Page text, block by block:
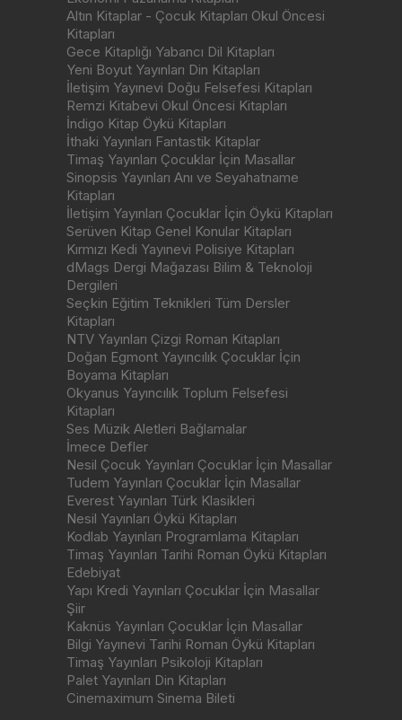
Altın Kitaplar - Çocuk Kitapları Okul Öncesi
Kitapları
Gece Kitaplığı Yabancı Dil Kitapları
Yeni Boyut Yayınları Din Kitapları
İletişim Yayınevi Doğu Felsefesi Kitapları
Remzi Kitabevi Okul Öncesi Kitapları
İndigo Kitap Öykü Kitapları
İthaki Yayınları Fantastik Kitaplar
Timaş Yayınları Çocuklar İçin Masallar
Sinopsis Yayınları Anı ve Seyahatname
Kitapları
İletişim Yayınları Çocuklar İçin Öykü Kitapları
Serüven Kitap Genel Konular Kitapları
Kırmızı Kedi Yayınevi Polisiye Kitapları
dMags Dergi Mağazası Bilim & Teknoloji
Dergileri
Seçkin Eğitim Teknikleri Tüm Dersler
Kitapları
NTV Yayınları Çizgi Roman Kitapları
Doğan Egmont Yayıncılık Çocuklar İçin
Boyama Kitapları
Okyanus Yayıncılık Toplum Felsefesi
Kitapları
Ses Müzik Aletleri Bağlamalar
İmece Defler
Nesil Çocuk Yayınları Çocuklar İçin Masallar
Tudem Yayınları Çocuklar İçin Masallar
Everest Yayınları Türk Klasikleri
Nesil Yayınları Öykü Kitapları
Kodlab Yayınları Programlama Kitapları
Timaş Yayınları Tarihi Roman Öykü Kitapları
Edebiyat
Yapı Kredi Yayınları Çocuklar İçin Masallar
Şiir
Kaknüs Yayınları Çocuklar İçin Masallar
Bilgi Yayınevi Tarihi Roman Öykü Kitapları
Timaş Yayınları Psikoloji Kitapları
Palet Yayınları Din Kitapları
Cinemaximum Sinema Bileti